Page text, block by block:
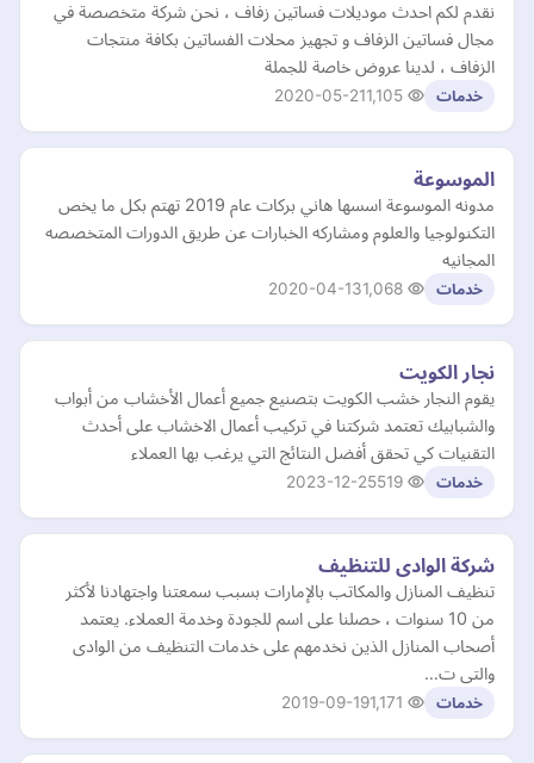
نقدم لكم احدث موديلات فساتين زفاف ، نحن شركة متخصصة في
مجال فساتين الزفاف و تجهيز محلات الفساتين بكافة منتجات
الزفاف ، لدينا عروض خاصة للجملة
خدمات 2020-05-21
الموسوعة
مدونه الموسوعة اسسها هاني بركات عام 2019 تهتم بكل ما يخص
التكنولوجيا والعلوم ومشاركه الخبارات عن طريق الدورات المتخصصه
المجانيه
خدمات 2020-04-13
نجار الكويت
يقوم النجار خشب الكويت بتصنيع جميع أعمال الأخشاب من أبواب
والشبابيك تعتمد شركتنا في تركيب أعمال الاخشاب على أحدث
التقنيات كي تحقق أفضل النتائج التي يرغب بها العملاء
خدمات 2023-12-25
شركة الوادى للتنظيف
تنظيف المنازل والمكاتب بالإمارات بسبب سمعتنا واجتهادنا لأكثر
من 10 سنوات ، حصلنا على اسم للجودة وخدمة العملاء. يعتمد
أصحاب المنازل الذين نخدمهم على خدمات التنظيف من الوادى
والتى ت…
خدمات 2019-09-19